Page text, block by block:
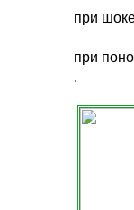
при
при
.